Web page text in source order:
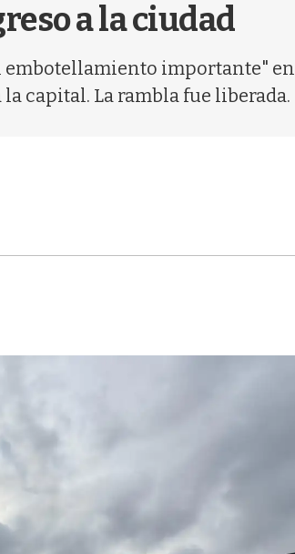
a la ciudad
importante"
capital. La rambla fue liberada.